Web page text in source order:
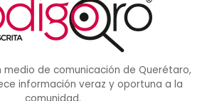
medio de comunicación de Querétaro,
información veraz y oportuna a la
comunidad.